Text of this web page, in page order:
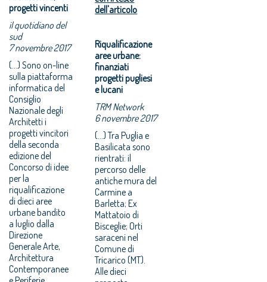
progetti vincenti
il quotidiano del
sud
7 novembre 2017
(...) Sono on-line
sulla piattaforma
informatica del
Consiglio
Nazionale degli
Architetti i
progetti vincitori
della seconda
edizione del
Concorso di idee
per la
riqualificazione
di dieci aree
urbane bandito
a luglio dalla
Direzione
Generale Arte,
Architettura
Contemporanee
dell'articolo
Riqualificazione
aree urbane:
finanziati
progetti pugliesi
e lucani
TRM Network
6 novembre 2017
(...) Tra Puglia e
Basilicata sono
rientrati: il
percorso delle
antiche mura del
Carmine a
Barletta; Ex
Mattatoio di
Bisceglie; Orti
saraceni nel
Comune di
Tricarico (MT).
Alle dieci